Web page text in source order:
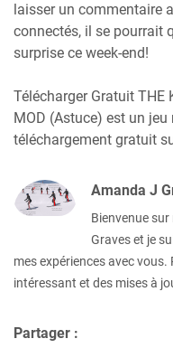
laisser un commentaire
connectés, il se pourrait
surprise ce week-end!
Télécharger Gratuit THE
MOD (Astuce) est un
téléchargement gratuit
Amanda J
Bienvenue
Graves et je
mes expériences avec
intéressant et des mises à
Partager :